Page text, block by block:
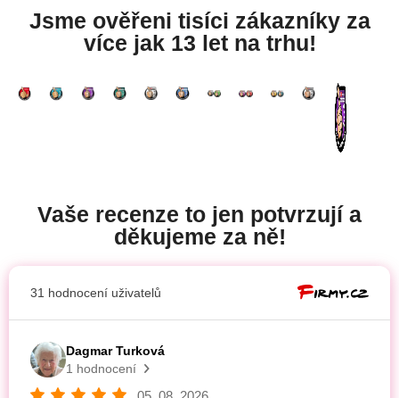
Jsme ověřeni tisíci zákazníky za
více jak 13 let na trhu!
Vaše recenze to jen potvrzují a
děkujeme za ně!